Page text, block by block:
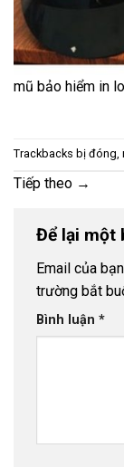
mũ bảo hiểm in
Trackbacks bị đóng,
Tiếp theo →
Để lại một
Email của
trường bắt
Bình luận *